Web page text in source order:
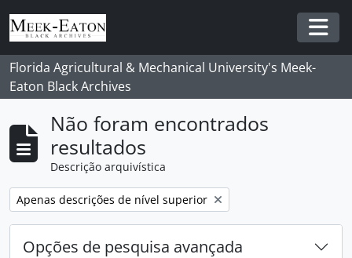
Skip to main content
Florida Agricultural & Mechanical University's Meek-
Eaton Black Archives
Não foram encontrados
resultados
Descrição arquivística
Remover filtro:
Apenas descrições de nível superior
Opções de pesquisa avançada